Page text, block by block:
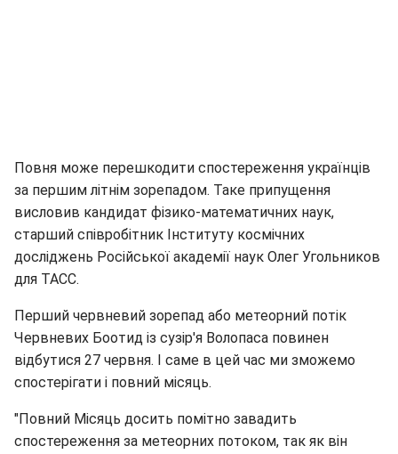
Повня може перешкодити спостереження українців
за першим літнім зорепадом. Таке припущення
висловив кандидат фізико-математичних наук,
старший співробітник Інституту космічних
досліджень Російської академії наук Олег Угольников
для ТАСС.
Перший червневий зорепад або метеорний потік
Червневих Боотид із сузір'я Волопаса повинен
відбутися 27 червня. І саме в цей час ми зможемо
спостерігати і повний місяць.
"Повний Місяць досить помітно завадить
спостереження за метеорних потоком, так як він